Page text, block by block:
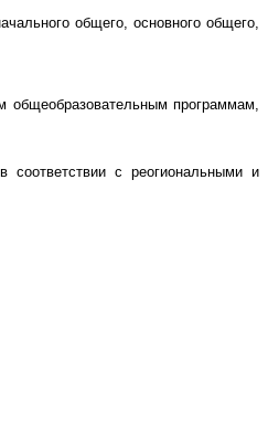
общего, основного общего,
общеобразовательным программам,
соответствии с реогиональными и